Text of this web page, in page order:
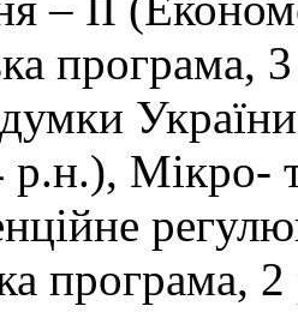
програма,
р.н.), Мікро-
програма,